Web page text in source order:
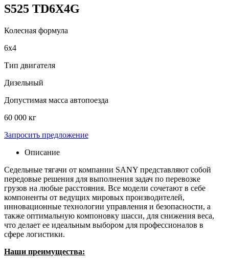
S525 TD6X4G
Колесная формула
6х4
Тип двигателя
Дизельный
Допустимая масса автопоезда
60 000 кг
Запросить предложение
Описание
Седельные тягачи от компании SANY представляют собой
передовые решения для выполнения задач по перевозке
грузов на любые расстояния. Все модели сочетают в себе
компоненты от ведущих мировых производителей,
инновационные технологии управления и безопасности, а
также оптимальную компоновку шасси, для снижения веса,
что делает ее идеальным выбором для профессионалов в
сфере логистики.
Наши преимущества: